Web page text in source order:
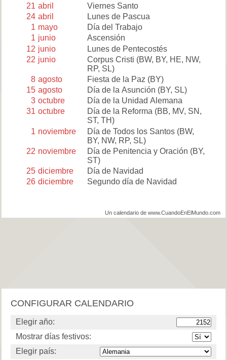
21 abril
Viernes Santo
24 abril
Lunes de Pascua
1 mayo
Día del Trabajo
1 junio
Ascensión
12 junio
Lunes de Pentecostés
22 junio Corpus Cristi (BW, BY, HE, NW,
RP, SL)
8 agosto Fiesta de la Paz (BY)
15 agosto Día de la Asunción (BY, SL)
3 octubre
Día de la Unidad Alemana
31 octubre Día de la Reforma(BB, MV, SN,
ST, TH)
1 noviembre Día de Todos los Santos(BW,
BY, NW, RP, SL)
22 noviembre Día de Penitencia y Oración (BY,
ST)
25 diciembre
Día de Navidad
26 diciembre Segundo día de Navidad
Un calendario de www.CuandoEnElMundo.com
CONFIGURAR CALENDARIO
Elegir año:
Mostrar días festivos:
Elegir país: